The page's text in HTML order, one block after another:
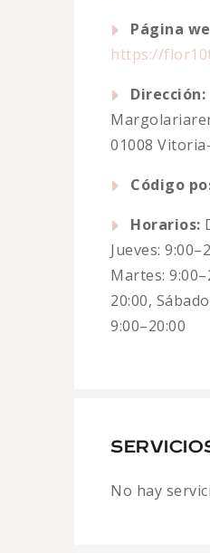
Página
https://
Dirección:
01008
Código
Horarios:
Jueves:
Martes:
20:00,
9:00–20:00
No hay